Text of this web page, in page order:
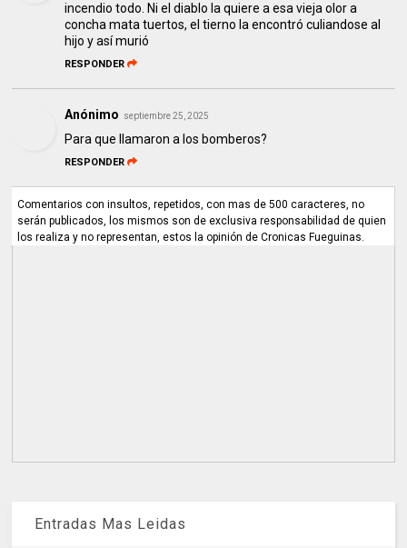
incendio todo. Ni el diablo la quiere a esa vieja olor a
concha mata tuertos, el tierno la encontró culiandose al
hijo y así murió
RESPONDER
Anónimo septiembre 25, 2025
Para que llamaron a los bomberos?
RESPONDER
Comentarios con insultos, repetidos, con mas de 500 caracteres, no
serán publicados, los mismos son de exclusiva responsabilidad de quien
los realiza y no representan, estos la opinión de Cronicas Fueguinas.
Entradas Mas Leidas